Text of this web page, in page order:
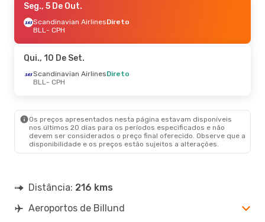
Seg., 5 De Out.
Scandinavian AirlinesDireto
BLL- CPH
Qui., 10 De Set.
Scandinavian AirlinesDireto
BLL- CPH
Os preços apresentados nesta página estavam disponíveis
nos últimos 20 dias para os períodos especificados e não
devem ser considerados o preço final oferecido. Observe que a
disponibilidade e os preços estão sujeitos a alterações.
Distância: 216 kms
Aeroportos de Billund